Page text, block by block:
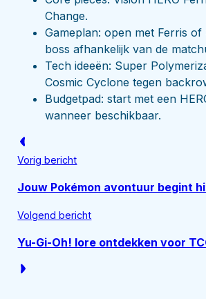
Change.
Gameplan: open met Ferris
boss afhankelijk van de
Tech ideeën: Super
Cosmic Cyclone tegen
Budgetpad: start met een
wanneer beschikbaar.
Vorig bericht
Jouw Pokémon avontuur begint
Volgend bericht
Yu-Gi-Oh! lore ontdekken voor